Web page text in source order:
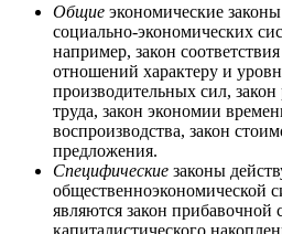
Общие экономические
социально-экономических
например, закон
отношений характеру и
производительных сил, закон
труда, закон экономии
воспроизводства, закон
предложения.
Специфические законы
общественноэкономической
являются закон прибавочной
капиталистического